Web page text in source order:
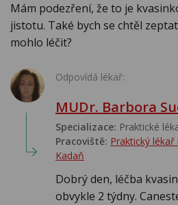
Mám podezření, že to je
jistotu. Také bych se chtěl
mohlo léčit?
Odpovídá lékař:
MUDr. Barbora
Specializace: Praktické
Pracoviště: Praktický
Kadaň
Dobrý den, léčba
obvykle 2 týdny.